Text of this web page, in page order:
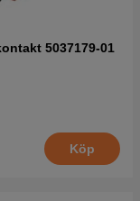
5037179-01
Köp